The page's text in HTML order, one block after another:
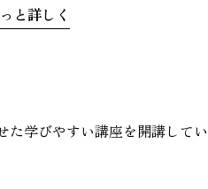
ても、うまく処理で
と詳しく
サポー
ものが
た学びやすい講座を開講してい